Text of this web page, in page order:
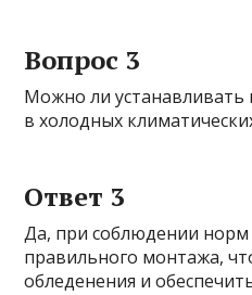
Вопрос 3
Можно ли
в холодных
Ответ 3
Да, при соблюдении норм
правильного монтажа,
обледенения и